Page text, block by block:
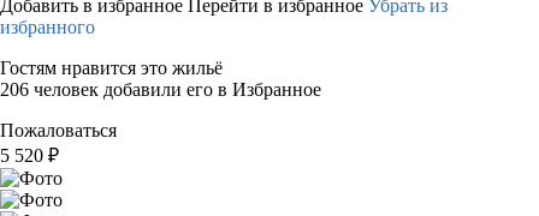
Добавить в избранное Перейти в избранное Убрать из
избранного
Гостям нравится это жильё
206 человек добавили его в Избранное
Пожаловаться
5 520 ₽